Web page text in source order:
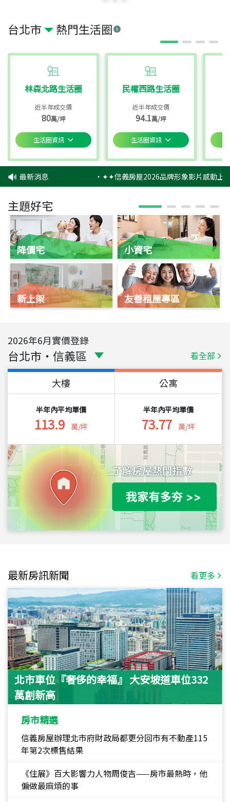
台北市 熱門生活圈
林森北路生活圈
近半年成交價
80萬/坪
生活圈資訊
民權西路生活圈
近半年成交價
94.1萬/坪
生活圈資訊
最新消息 ‧✦✦信義房屋2026品牌形象影片感動上
主題好宅
降價宅
新上架
小資宅
友善租屋專區
2026年6月實價登錄
台北市 ・ 信義區 看全部
大樓
半年內平均單價
113.9 萬/坪
公寓
半年內平均單價
73.77 萬/坪
最新房訊新聞 看更多
北市車位『奢侈的幸福』 大安坡道車位332
萬創新高
房市精選
信義房屋辦理北市府財政局都更分回市有不動產115
年第2次標售結果
《住展》百大影響力人物周俊吉——房市最熱時，他
偏做最麻煩的事